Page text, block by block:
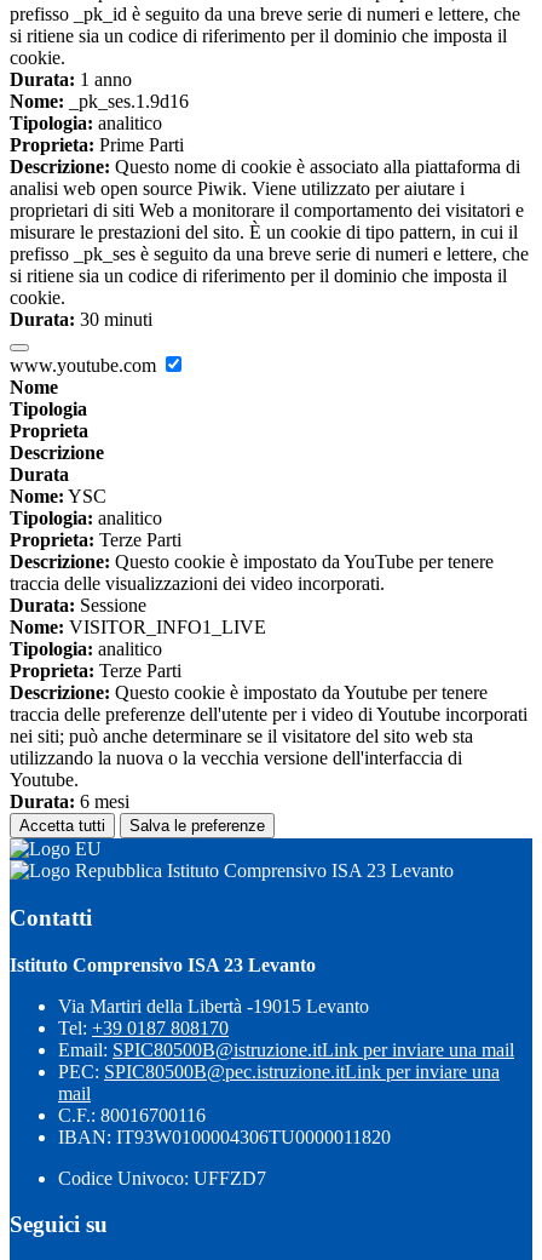
prefisso _pk_id è seguito da una breve serie di numeri e lettere, che
si ritiene sia un codice di riferimento per il dominio che imposta il
cookie.
Durata: 1 anno
Nome: _pk_ses.1.9d16
Tipologia: analitico
Proprieta: Prime Parti
Descrizione: Questo nome di cookie è associato alla piattaforma di
analisi web open source Piwik. Viene utilizzato per aiutare i
proprietari di siti Web a monitorare il comportamento dei visitatori e
misurare le prestazioni del sito. È un cookie di tipo pattern, in cui il
prefisso _pk_ses è seguito da una breve serie di numeri e lettere, che
si ritiene sia un codice di riferimento per il dominio che imposta il
cookie.
Durata: 30 minuti
www.youtube.com
Nome
Tipologia
Proprieta
Descrizione
Durata
Nome: YSC
Tipologia: analitico
Proprieta: Terze Parti
Descrizione: Questo cookie è impostato da YouTube per tenere
traccia delle visualizzazioni dei video incorporati.
Durata: Sessione
Nome: VISITOR_INFO1_LIVE
Tipologia: analitico
Proprieta: Terze Parti
Descrizione: Questo cookie è impostato da Youtube per tenere
traccia delle preferenze dell'utente per i video di Youtube incorporati
nei siti; può anche determinare se il visitatore del sito web sta
utilizzando la nuova o la vecchia versione dell'interfaccia di
Youtube.
Durata: 6 mesi
Accetta tutti Salva le preferenze
Istituto Comprensivo ISA 23 Levanto
Contatti
Istituto Comprensivo ISA 23 Levanto
Via Martiri della Libertà -19015 Levanto
Tel: +39 0187 808170
Email: SPIC80500B@istruzione.itLink per inviare una mail
PEC: SPIC80500B@pec.istruzione.itLink per inviare una
mail
C.F.: 80016700116
IBAN: IT93W0100004306TU0000011820
Codice Univoco: UFFZD7
Seguici su